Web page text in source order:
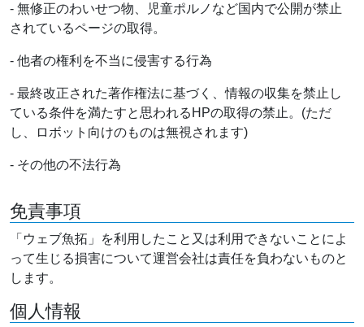
- 無修正のわいせつ物、児童ポルノなど国内で公開が禁止
されているページの取得。
- 他者の権利を不当に侵害する行為
- 最終改正された著作権法に基づく、情報の収集を禁止し
ている条件を満たすと思われるHPの取得の禁止。(ただ
し、ロボット向けのものは無視されます)
- その他の不法行為
免責事項
「ウェブ魚拓」を利用したこと又は利用できないことによ
って生じる損害について運営会社は責任を負わないものと
します。
個人情報